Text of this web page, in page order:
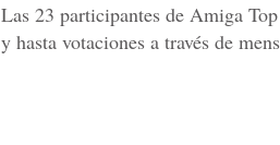
Las 23 participantes de Amiga
y hasta votaciones a través de